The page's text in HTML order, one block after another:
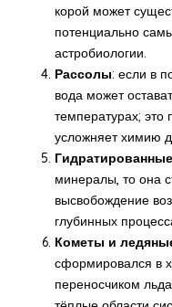
корой может
потенциально
астробиологии.
Рассолы: если в
вода может
температурах; это
усложняет химию
минералы, то она
высвобождение
глубинных
Кометы и
сформировался в
переносчиком